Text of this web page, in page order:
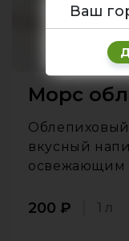
Морс
вкусный
освежающим
200 ₽ 1 л
Ваш